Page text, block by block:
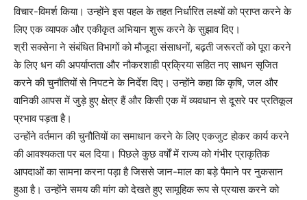
विचार-विमर्श किया। उन्होंने इस पहल के तहत निर्धारित लक्ष्यों को प्राप्त करने के
लिए एक व्यापक और एकीकृत अभियान शुरू करने के सुझाव दिए।
श्री सक्सेना ने संबंधित विभागों को मौजूदा संसाधनों, बढ़ती जरूरतों को पूरा करने
के लिए धन की अपर्याप्तता और नौकरशाही प्रक्रिया सहित नए साधन सृजित
करने की चुनौतियों से निपटने के निर्देश दिए। उन्होंने कहा कि कृषि, जल और
वानिकी आपस में जुड़े हुए क्षेत्र हैं और किसी एक में व्यवधान से दूसरे पर प्रतिकूल
प्रभाव पड़ता है।
उन्होंने वर्तमान की चुनौतियों का समाधान करने के लिए एकजुट होकर कार्य करने
की आवश्यकता पर बल दिया। पिछले कुछ वर्षों में राज्य को गंभीर प्राकृतिक
आपदाओं का सामना करना पड़ा है जिससे जान-माल का बड़े पैमाने पर नुकसान
हुआ है। उन्होंने समय की मांग को देखते हुए सामूहिक रूप से प्रयास करने को